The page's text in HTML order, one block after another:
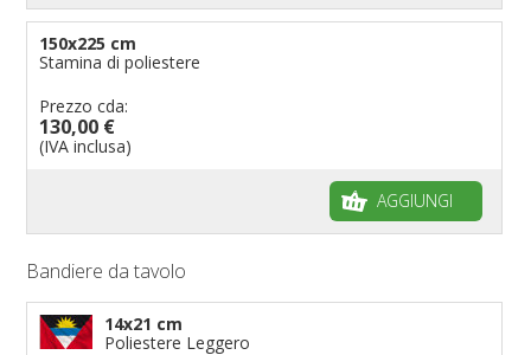
150x225 cm
Stamina di poliestere
Prezzo cda:
130,00 €
(IVA inclusa)
AGGIUNGI
Bandiere da tavolo
14x21 cm
Poliestere Leggero